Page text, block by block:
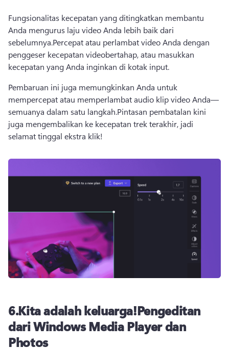
Fungsionalitas kecepatan yang ditingkatkan membantu
Anda mengurus laju video Anda lebih baik dari
sebelumnya.
penggeser kecepatan videobertahap, atau masukkan
kecepatan yang Anda inginkan di kotak input.
Pembaruan ini juga memungkinkan Anda untuk
mempercepat atau memperlambat audio klip video Anda—
semuanya dalam satu langkah.Pintasan pembatalan kini
juga mengembalikan ke kecepatan trek terakhir, jadi
selamat tinggal ekstra klik!
6.Kita adalah keluarga!Pengeditan
dari Windows Media Player dan
Photos